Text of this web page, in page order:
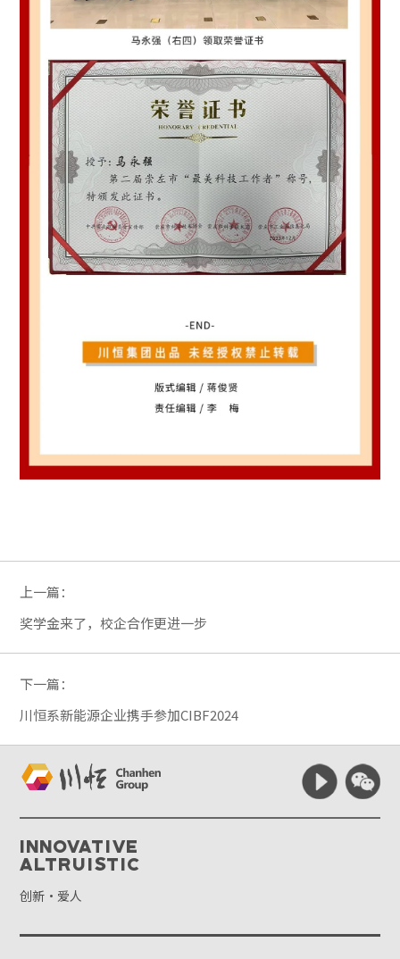
上一篇：
奖学金来了，校企合作更进一步
下一篇：
川恒系新能源企业携手参加CIBF2024
Innovative
Altruistic
创新·爱人